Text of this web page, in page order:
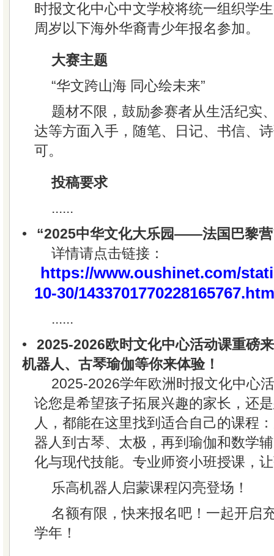
时报文化中心中文学校将统一组织学
周岁以下海外华裔青少年报名参加。
大赛主题
“华文跨山海 同心绘未来”
题材不限，鼓励参赛者从生活纪实
达等方面入手，随笔、日记、书信、
可。
投稿要求
......
•
“2025中华文化大乐园——法国巴黎
详情请点击链接：
https://www.oushinet.com/
10-30/
......
•
2025-2026欧时文化中心活动课重磅
机器人、古琴瑜伽等你来体验！
2025-2026学年欧洲时报文化中心
论您是希望孩子拓展兴趣的家长，还
人，都能在这里找到适合自己的课程
器人到古琴、太极，再到瑜伽和数学
化与现代技能。专业师资小班授课，
乐高机器人启蒙课程闪亮登场！
名额有限，快来报名吧！一起开启
学年！